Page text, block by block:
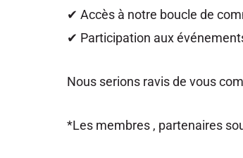
✔ Accès à notre boucle de
✔ Participation aux
Nous serions ravis de vous
*Les membres , partenaires